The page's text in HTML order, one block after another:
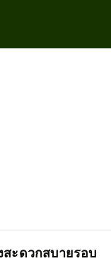
สะดวกสบายรอบ